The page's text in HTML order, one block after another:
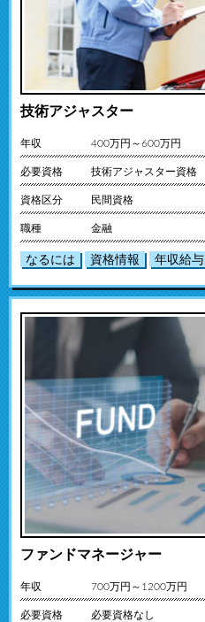
技術アジャスター
年収 400万円～600万円
必要資格 技術アジャスター資格
資格区分 民間資格
職種 金融
なるには 資格情報 年収給与
ファンドマネージャー
年収 700万円～1200万円
必要資格 必要資格なし